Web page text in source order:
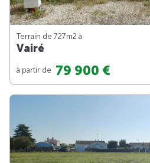
Terrain de 727m2 à
Vairé
à partir de 79 900 €